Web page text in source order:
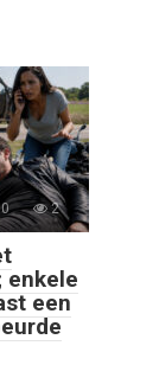
0 2
enkele
een